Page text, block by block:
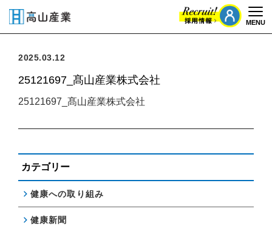
MENU
2025.03.12
25121697_髙山産業株式会社
25121697_髙山産業株式会社
カテゴリー
健康への取り組み
健康新聞